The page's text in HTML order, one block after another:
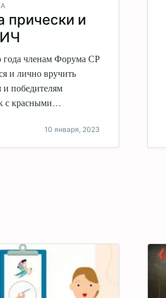
прически и
членам Форума СР
и лично вручить
победителям
с красными…
10 января, 2023